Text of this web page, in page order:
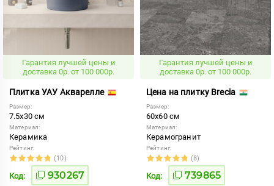
Гарантия лучшей цены и
доставка 0р. от 100 000р.
Плитка УАУ Акварелле
Размер:
7.5x30 см
Материал:
Керамика
Рейтинг:
(10)
Код: 930267
Гарантия лучшей цены и
доставка 0р. от 100 000р.
Цена на плитку Brecia
Размер:
60x60 см
Материал:
Керамогранит
Рейтинг:
(8)
Код: 739865